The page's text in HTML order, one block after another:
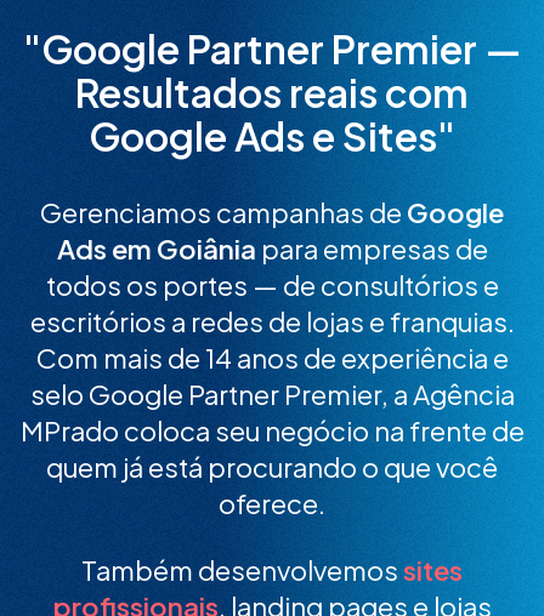
"Google Partner Premier —
Resultados reais com
Google Ads e Sites"
Gerenciamos campanhas de Google
Ads em Goiânia para empresas de
todos os portes — de consultórios e
escritórios a redes de lojas e franquias.
Com mais de 14 anos de experiência e
selo Google Partner Premier, a Agência
MPrado coloca seu negócio na frente de
quem já está procurando o que você
oferece.
Também desenvolvemossites
profissionais, landing pages e lojas